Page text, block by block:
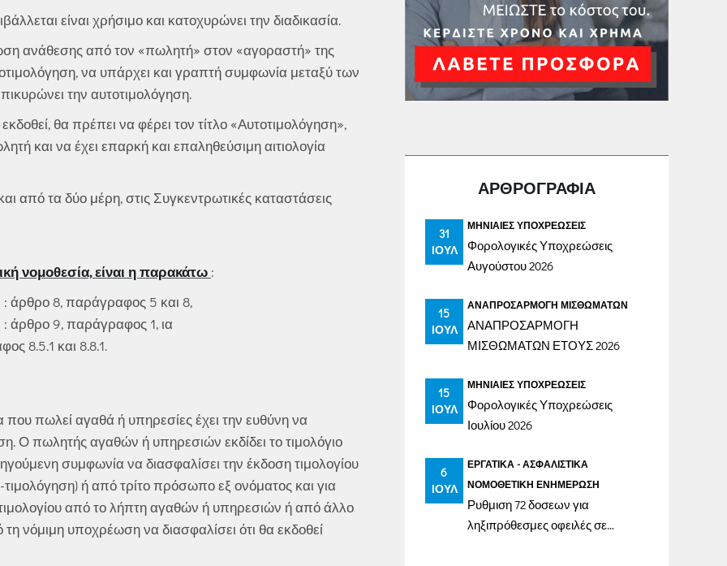
είναι χρήσιμο και κατοχυρώνει την διαδικασία.
ανάθεσης από τον «πωλητή» στον «αγοραστή» της
να υπάρχει και γραπτή συμφωνία μεταξύ των
την αυτοτιμολόγηση.
θα πρέπει να φέρει τον τίτλο «Αυτοτιμολόγηση»,
και να έχει επαρκή και επαληθεύσιμη αιτιολογία
από τα δύο μέρη, στις Συγκεντρωτικές καταστάσεις
νομοθεσία, είναι η παρακάτω :
άρθρο 8, παράγραφος 5 και 8,
άρθρο 9, παράγραφος 1, ια
8.5.1 και 8.8.1.
που πωλεί αγαθά ή υπηρεσίες έχει την ευθύνη να
Ο πωλητής αγαθών ή υπηρεσιών εκδίδει το τιμολόγιο
συμφωνία να διασφαλίσει την έκδοση τιμολογίου
ή από τρίτο πρόσωπο εξ ονόματος και για
από το λήπτη αγαθών ή υπηρεσιών ή από άλλο
νόμιμη υποχρέωση να διασφαλίσει ότι θα εκδοθεί
ΑΡΘΡΟΓΡΑΦΙΑ
31
ΙΟΎΛ
ΜΗΝΙΑΊΕΣ ΥΠΟΧΡΕΏΣΕΙΣ
Φορολογικές Υποχρεώσεις
Αυγούστου 2026
15
ΙΟΎΛ
ΑΝΑΠΡΟΣΑΡΜΟΓΉ ΜΙΣΘΩΜΆΤΩΝ
ΑΝΑΠΡΟΣΑΡΜΟΓΗ
ΜΙΣΘΩΜΑΤΩΝ ΕΤΟΥΣ 2026
15
ΙΟΎΛ
ΜΗΝΙΑΊΕΣ ΥΠΟΧΡΕΏΣΕΙΣ
Φορολογικές Υποχρεώσεις
Ιουλίου 2026
6
ΙΟΎΛ
ΕΡΓΑΤΙΚΆ - ΑΣΦΑΛΙΣΤΙΚΆ
ΝΟΜΟΘΕΤΙΚΉ ΕΝΗΜΈΡΩΣΗ
Ρυθμιση 72 δοσεων για
ληξιπρόθεσμες οφειλές σε